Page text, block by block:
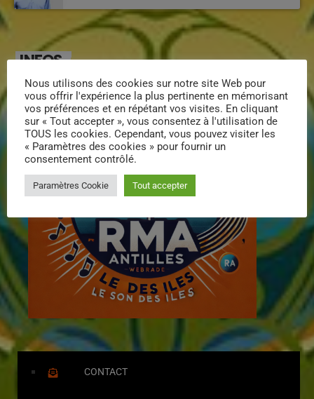
INFOS
CONTACT
Nous utilisons des cookies sur notre site Web pour
vous offrir l'expérience la plus pertinente en mémorisant
vos préférences et en répétant vos visites. En cliquant
sur « Tout accepter », vous consentez à l'utilisation de
TOUS les cookies. Cependant, vous pouvez visiter les
« Paramètres des cookies » pour fournir un
consentement contrôlé.
Paramètres Cookie Tout accepter